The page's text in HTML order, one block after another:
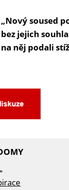
„Nový soused
bez jejich
na něj podali